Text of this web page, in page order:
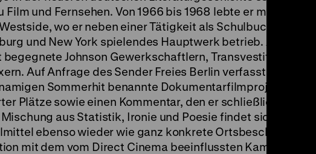
und Fernsehen. Von 1966 bis 1968 lebte er mit seiner
wo er neben einer Tätigkeit als Schulbuchlektor
und New York spielendes Hauptwerk betrieb. Auf seinen
Johnson Gewerkschaftlern, Transvestiten,
Auf Anfrage des Sender Freies Berlin verfasste er 1968
Sommerhit benannte Dokumentarfilmprojekt
Plätze sowie einen Kommentar, den er schließlich selbst
aus Statistik, Ironie und Poesie findet sich später
ebenso wieder wie ganz konkrete
mit dem vom Direct Cinema beeinflussten Kameramann